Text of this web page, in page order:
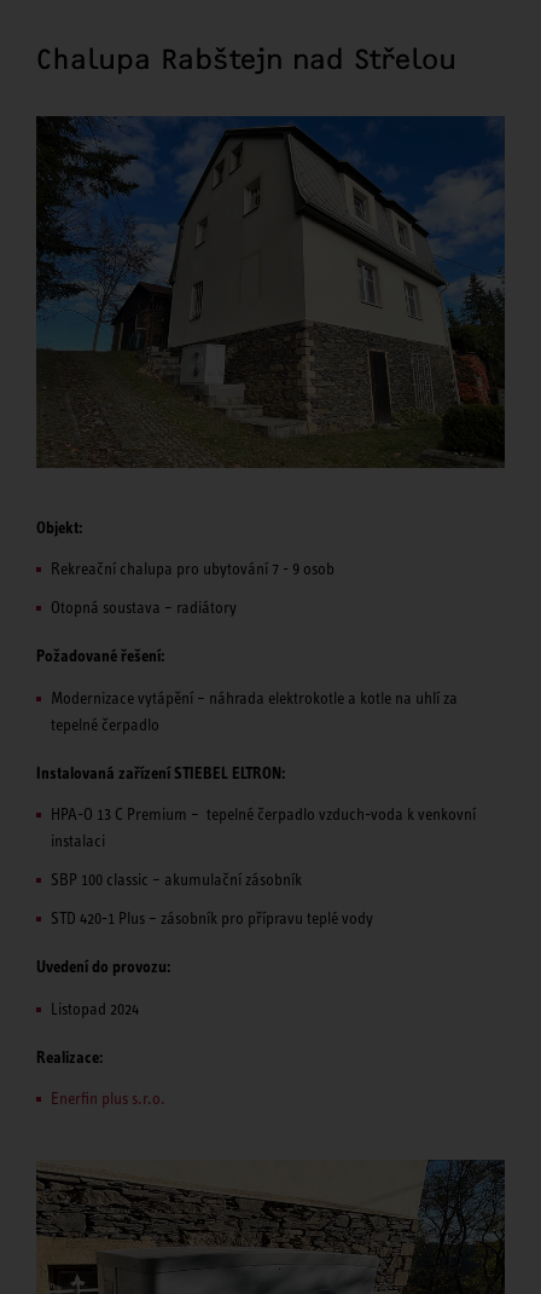
Chalupa Rabštejn nad Střelou
Objekt:
Rekreační chalupa pro ubytování 7 - 9 osob
Otopná soustava – radiátory
Požadované řešení:
Modernizace vytápění – náhrada elektrokotle a kotle na uhlí za
tepelné čerpadlo
Instalovaná zařízení STIEBEL ELTRON:
HPA-O 13 C Premium – tepelné čerpadlo vzduch-voda k venkovní
instalaci
SBP 100 classic – akumulační zásobník
STD 420-1 Plus – zásobník pro přípravu teplé vody
Uvedení do provozu:
Listopad 2024
Realizace:
Enerfin plus s.r.o.